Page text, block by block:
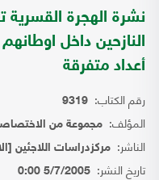
نشرة الهجرة القسرية
أعداد متفرقة
رقم الكتاب: 9319
المؤلف: مجموعة من
الناشر: مركزدراسات اللاجئين
تاريخ النشر: 5/7/2005 0:00